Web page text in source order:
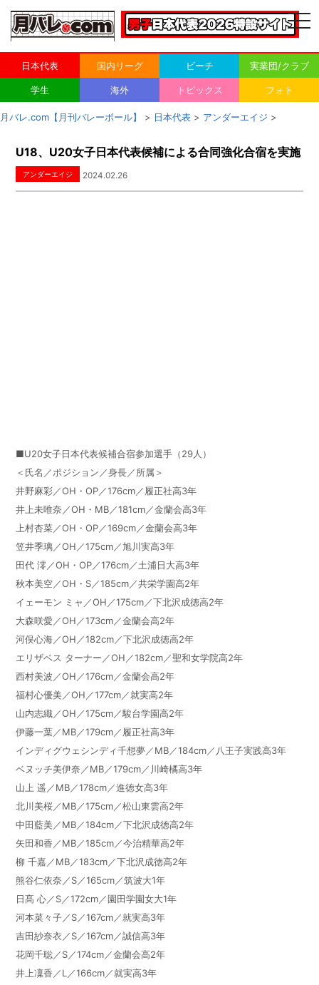
日本代表 国内リーグ ビーチ 実業団/クラブ
学生 海外 トピックス フォト
月バレ.com【月刊バレーボール】 > 日本代表 > アンダーエイジ >
U18、U20女子日本代表候補による合同強化合宿を実施
アンダーエイジ 2024.02.26
■U20女子日本代表候補合宿参加選手（29人）
＜氏名／ポジション／身長／所属＞
井野麻彩／OH ・OP／176cm／履正社高3年
井上未唯奈／OH ・ MB／181cm／金蘭会高3年
上村杏菜／OH ・OP／169cm／金蘭会高3年
笠井季璃／OH ／175cm／旭川実高3年
田代 澪／OH ・OP／176cm／土浦日大高3年
秋本美空／OH ・ S／185cm／共栄学園高2年
イェーモン ミャ／OH ／175cm／下北沢成徳高2年
大森咲愛／OH ／173cm／金蘭会高2年
河俣心海／OH ／182cm／下北沢成徳高2年
エリザベス ターナー／OH ／182cm／聖和女学院高2年
西村美波／OH ／176cm／金蘭会高2年
福村心優美／OH ／177cm／就実高2年
山内志織／OH ／175cm／駿台学園高2年
伊藤一葉／MB／179cm／履正社高3年
インディグウェシンディ千想夢／MB／184cm／八王子実践高3年
ベヌッチ美伊奈／MB／179cm／川崎橘高3年
山上 遥／MB／178cm／進徳女高3年
北川美桜／MB／175cm／松山東雲高2年
中田藍美／MB／184cm／下北沢成徳高2年
矢田和香／MB／185cm／今治精華高2年
柳 千嘉／MB／183cm／下北沢成徳高2年
熊谷仁依奈／S／165cm／筑波大1年
日髙 心／S／172cm／園田学園女大1年
河本菜々子／S／167cm／就実高3年
吉田紗奈衣／S／167cm／誠信高3年
花岡千聡／S／174cm／金蘭会高2年
井上凜香／L ／166cm／就実高3年